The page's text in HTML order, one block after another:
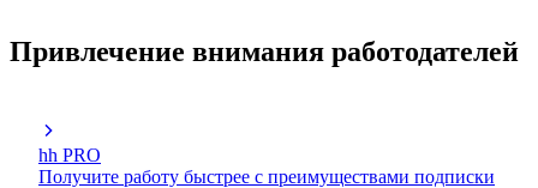
Привлечение внимания работодателей
hh PRO
Получите работу быстрее с преимуществами подписки